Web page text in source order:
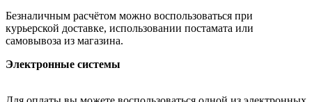
Безналичным расчётом можно воспользоваться при
курьерской доставке, использовании постамата или
самовывоза из магазина.
Электронные системы